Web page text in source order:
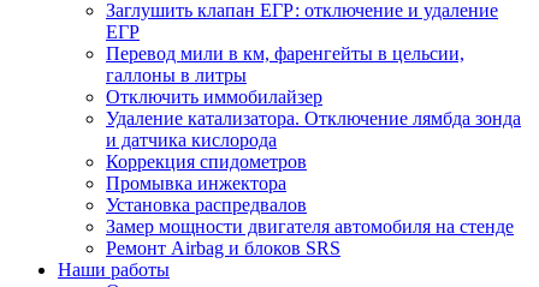
Заглушить клапан ЕГР: отключение и удаление
ЕГР
Перевод мили в км, фаренгейты в цельсии,
галлоны в литры
Отключить иммобилайзер
Удаление катализатора. Отключение лямбда зонда
и датчика кислорода
Коррекция спидометров
Промывка инжектора
Установка распредвалов
Замер мощности двигателя автомобиля на стенде
Ремонт Airbag и блоков SRS
Наши работы